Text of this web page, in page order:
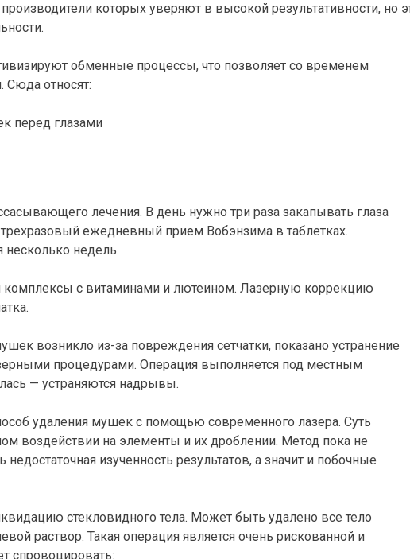
которых уверяют в высокой результативности, но
обменные процессы, что позволяет со временем
Сюда относят:
лечения. В день нужно три раза закапывать глаза
ежедневный прием Вобэнзима в таблетках.
несколько недель.
комплексы с витаминами и лютеином. Лазерную коррекцию
возникло из-за повреждения сетчатки, показано устранение
процедурами. Операция выполняется под местным
— устраняются надрывы.
удаления мушек с помощью современного лазера. Суть
воздействии на элементы и их дроблении. Метод пока не
изученность результатов, а значит и побочные
стекловидного тела. Может быть удалено все тело
раствор. Такая операция является очень рискованной и
спровоцировать: